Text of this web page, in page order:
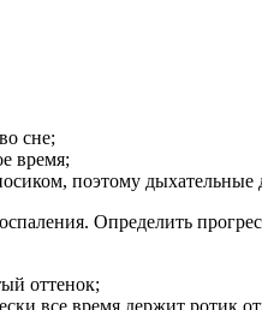
сне;
время;
поэтому
Определить
оттенок;
все время держит ротик